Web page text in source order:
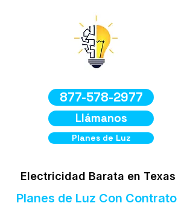
877-578-2977
Electricidad Barata en Texas
Llámanos
Planes de Luz
Planes de Luz Con Contrato